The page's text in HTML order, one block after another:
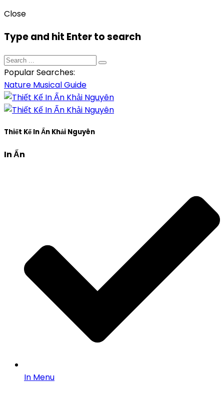
Close
Type and hit Enter to search
Popular Searches:
Nature MusicalGuide
Thiết Kế In Ấn Khải Nguyên
In Ấn
In Menu